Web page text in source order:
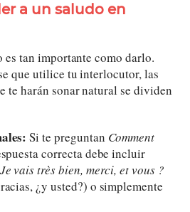
a un saludo en
tan importante como darlo.
que utilice tu interlocutor, las
te harán sonar natural se dividen
Si te preguntan Comment
correcta debe incluir
Je vais très bien, merci, et vous ?
¿y usted?) o simplemente